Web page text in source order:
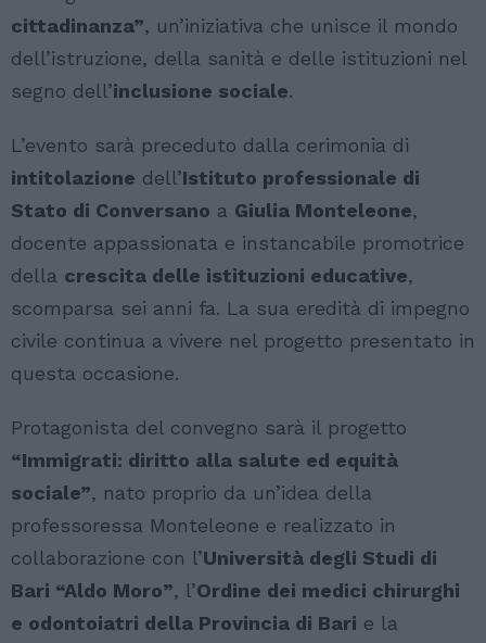
cittadinanza”, un’iniziativa che unisce il mondo
dell’istruzione, della sanità e delle istituzioni nel
segno dell’inclusione sociale.
L’evento sarà preceduto dalla cerimonia di
intitolazione dell’Istituto professionale di
Stato di Conversano a Giulia Monteleone,
docente appassionata e instancabile promotrice
della crescita delle istituzioni educative,
scomparsa sei anni fa. La sua eredità di impegno
civile continua a vivere nel progetto presentato in
questa occasione.
Protagonista del convegno sarà il progetto
“Immigrati: diritto alla salute ed equità
sociale”, nato proprio da un’idea della
professoressa Monteleone e realizzato in
collaborazione con l’Università degli Studi di
Bari “Aldo Moro”, l’Ordine dei medici chirurghi
e odontoiatri della Provincia di Bari e la